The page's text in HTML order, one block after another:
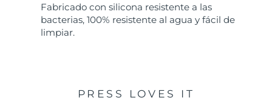
Fabricado con silicona resistente a las
bacterias, 100% resistente al agua y fácil de
limpiar.
PRESS LOVES IT